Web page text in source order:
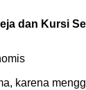
dan Kursi
karena